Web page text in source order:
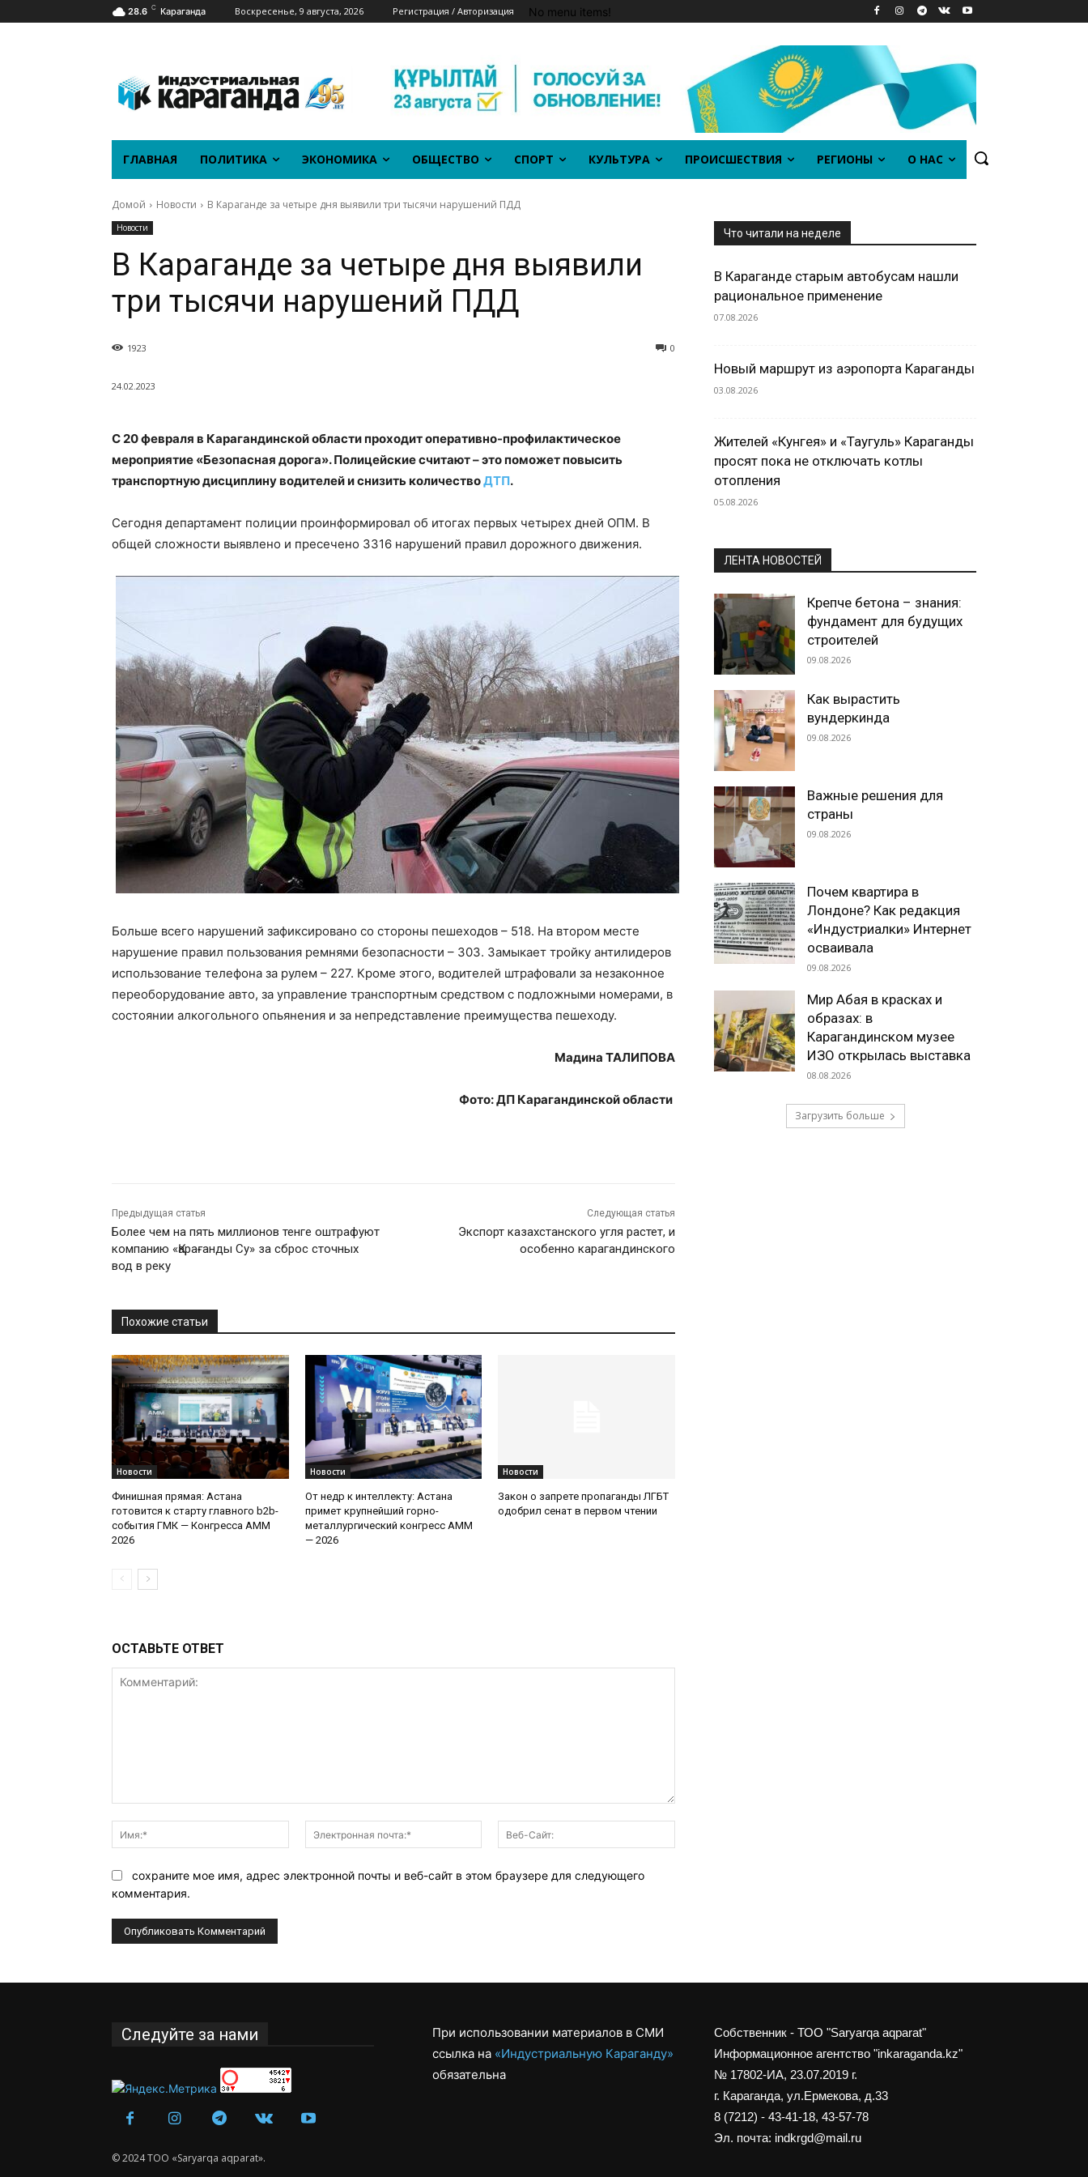
28.6 C Караганда Воскресенье, 9 августа, 2026 Регистрация / Авторизация No menu items!
ГЛАВНАЯ ПОЛИТИКА ЭКОНОМИКА ОБЩЕСТВО СПОРТ КУЛЬТУРА ПРОИСШЕСТВИЯ РЕГИОНЫ О НАС
Домой Новости В Караганде за четыре дня выявили три тысячи нарушений ПДД
Новости
В Караганде за четыре дня выявили
три тысячи нарушений ПДД
0
1923
24.02.2023
С 20 февраля в Карагандинской области проходит оперативно-профилактическое
мероприятие «Безопасная дорога». Полицейские считают – это поможет повысить
транспортную дисциплину водителей и снизить количествоДТП.
Сегодня департамент полиции проинформировал об итогах первых четырех дней ОПМ. В
общей сложности выявлено и пресечено 3316 нарушений правил дорожного движения.
Больше всего нарушений зафиксировано со стороны пешеходов – 518. На втором месте
нарушение правил пользования ремнями безопасности – 303. Замыкает тройку антилидеров
использование телефона за рулем – 227. Кроме этого, водителей штрафовали за незаконное
переоборудование авто, за управление транспортным средством с подложными номерами, в
состоянии алкогольного опьянения и за непредставление преимущества пешеходу.
Мадина ТАЛИПОВА
Фото: ДП Карагандинской области
Предыдущая статья
Более чем на пять миллионов тенге оштрафуют
компанию «Қарағанды Су» за сброс сточных
вод в реку
Следующая статья
Экспорт казахстанского угля растет, и
особенно карагандинского
Похожие статьи
Новости
Финишная прямая: Астана
готовится к старту главного b2b-
события ГМК — Конгресса AMM
2026
Новости
От недр к интеллекту: Астана
примет крупнейший горно-
металлургический конгресс AMM
— 2026
Новости
Закон о запрете пропаганды ЛГБТ
одобрил сенат в первом чтении
ОСТАВЬТЕ ОТВЕТ
Имя:*
Электронная
почта:*
Сайт:
сохраните мое имя, адрес электронной почты и веб-сайт в этом браузере для следующего
комментария.
Что читали на неделе
В Караганде старым автобусам нашли
рациональное применение
07.08.2026
Новый маршрут из аэропорта Караганды
03.08.2026
Жителей «Кунгея» и «Таугуль» Караганды
просят пока не отключать котлы
отопления
05.08.2026
ЛЕНТА НОВОСТЕЙ
Крепче бетона – знания:
фундамент для будущих
строителей
09.08.2026
Как вырастить
вундеркинда
09.08.2026
Важные решения для
страны
09.08.2026
Почем квартира в
Лондоне? Как редакция
«Индустриалки» Интернет
осваивала
09.08.2026
Мир Абая в красках и
образах: в
Карагандинском музее
ИЗО открылась выставка
08.08.2026
Загрузить больше
Следуйте за нами
© 2024 ТОО «Saryarqa aqparat».
При использовании материалов в СМИ
ссылка на «Индустриальную Караганду»
обязательна
Собственник - ТОО "Saryarqa aqparat"
Информационное агентство "inkaraganda.kz"
№ 17802-ИА, 23.07.2019 г.
г. Караганда, ул.Ермекова, д.33
8 (7212) - 43-41-18, 43-57-78
Эл. почта: indkrgd@mail.ru